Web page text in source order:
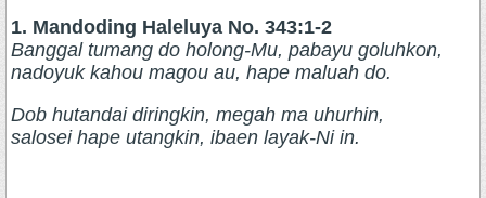
1. Mandoding Haleluya No. 343:1-2
Banggal tumang do holong-Mu, pabayu goluhkon,
nadoyuk kahou magou au, hape maluah do.
Dob hutandai diringkin, megah ma uhurhin,
salosei hape utangkin, ibaen layak-Ni in.